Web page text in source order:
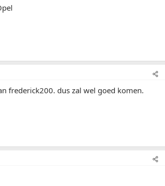
frederick200. dus zal wel goed komen.